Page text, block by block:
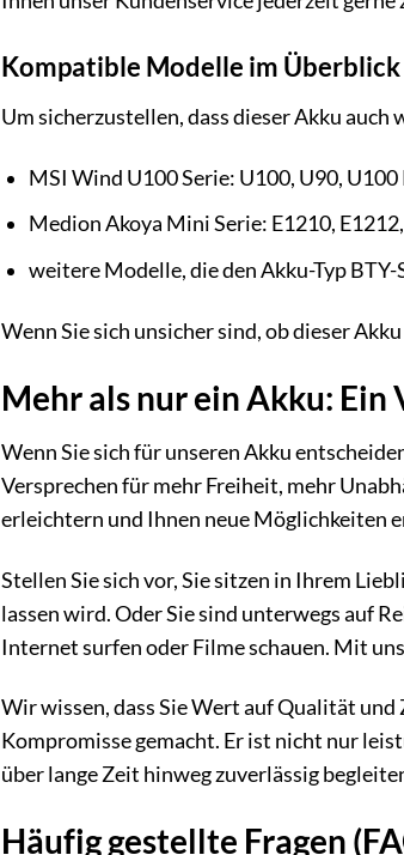
Kompatible Modelle im Überblick
Um sicherzustellen, dass dieser Akku
MSI Wind U100 Serie: U100, U90,
Medion Akoya Mini Serie: E1210,
weitere Modelle, die den Akku-Typ
Wenn Sie sich unsicher sind, ob dieser
Mehr als nur ein Akku: Ein
Wenn Sie sich für unseren Akku
Versprechen für mehr Freiheit, mehr
erleichtern und Ihnen neue Möglichkeiten
Stellen Sie sich vor, Sie sitzen in Ihrem
lassen wird. Oder Sie sind unterwegs auf
Internet surfen oder Filme schauen. Mit
Wir wissen, dass Sie Wert auf Qualität
Kompromisse gemacht. Er ist nicht nur
über lange Zeit hinweg zuverlässig
Häufig gestellte Fragen